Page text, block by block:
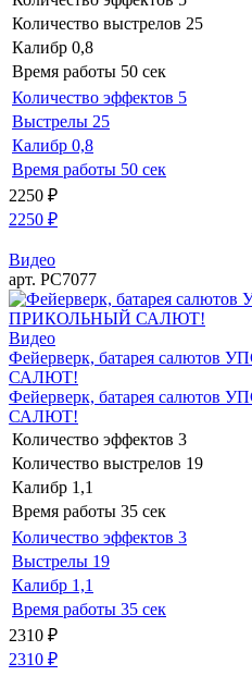
Количество выстрелов 25
Калибр 0,8
Время работы 50 сек
Количество эффектов 5
Выстрелы 25
Калибр 0,8
Время работы 50 сек
2250 ₽
2250 ₽
Видео
арт. РС7077
Видео
Фейерверк, батарея
САЛЮТ!
Фейерверк, батарея
САЛЮТ!
Количество эффектов 3
Количество выстрелов 19
Калибр 1,1
Время работы 35 сек
Количество эффектов 3
Выстрелы 19
Калибр 1,1
Время работы 35 сек
2310 ₽
2310 ₽